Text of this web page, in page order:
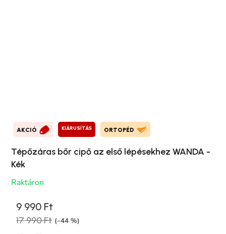
AKCIÓ KIÁRUSÍTÁS ORTOPÉD
Tépőzáras bőr cipő az első lépésekhez WANDA -
Kék
Raktáron
9 990 Ft
17 990 Ft (–44 %)